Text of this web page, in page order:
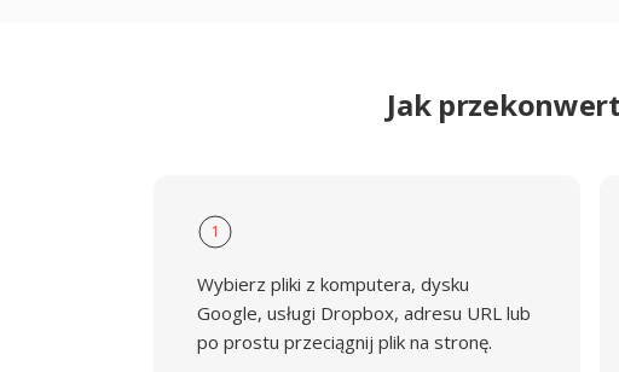
Jak
1
Wybierz pliki z komputera, dysku
Google, usługi Dropbox, adresu URL lub
po prostu przeciągnij plik na stronę.